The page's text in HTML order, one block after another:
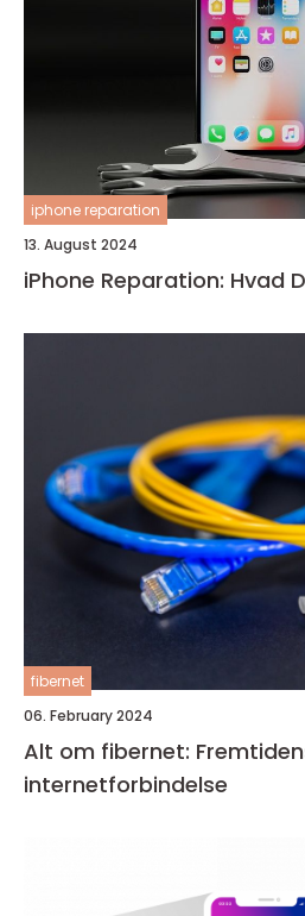
iphone reparation
13. August 2024
iPhone Reparation: Hvad
fibernet
06. February 2024
Alt om fibernet:
internetforbindelse